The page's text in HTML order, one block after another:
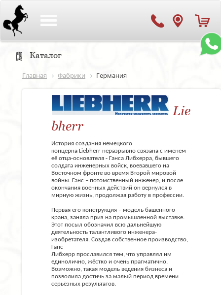
Каталог
Главная Фабрики Германия
Lie
bherr
История создания немецкого
концерна Liebherr неразрывно связана с именем
её отца-основателя - Ганса Либхерра, бывшего
солдата инженерных войск, воевавшего на
Восточном фронте во время Второй мировой
войны. Ганс – потомственный инженер, и после
окончания военных действий он вернулся в
мирную жизнь, продолжая работу в профессии.
Первая его конструкция – модель башенного
крана, заняла приз на промышленной выставке.
Этот посыл обозначил всю дальнейшую
деятельность талантливого инженера-
изобретателя. Создав собственное производство,
Ганс
Либхерр прославился тем, что управлял им
единолично, жёстко и очень прагматично.
Возможно, такая модель ведения бизнеса и
позволила достичь за малый период времени
серьёзных результатов.